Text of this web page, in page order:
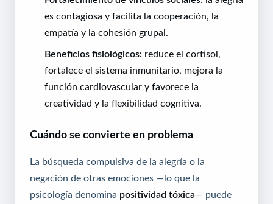
es contagiosa y facilita la cooperación, la
empatía y la cohesión grupal.
Beneficios fisiológicos: reduce el cortisol,
fortalece el sistema inmunitario, mejora la
función cardiovascular y favorece la
creatividad y la flexibilidad cognitiva.
Cuándo se convierte en problema
La búsqueda compulsiva de la alegría o la
negación de otras emociones —lo que la
psicología denomina positividad tóxica— puede